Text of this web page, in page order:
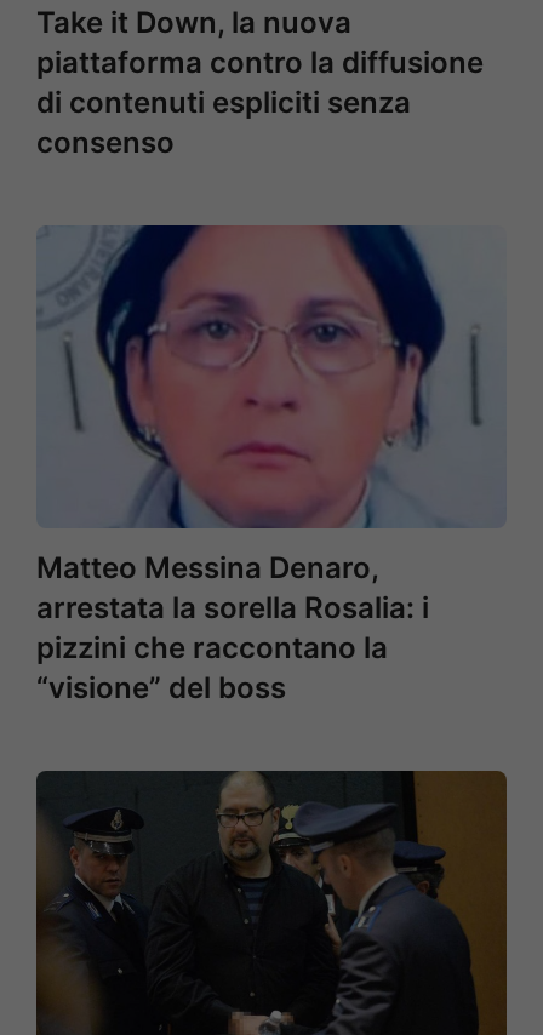
Take it Down, la nuova
piattaforma contro la diffusione
di contenuti espliciti senza
consenso
Matteo Messina Denaro,
arrestata la sorella Rosalia: i
pizzini che raccontano la
“visione” del boss